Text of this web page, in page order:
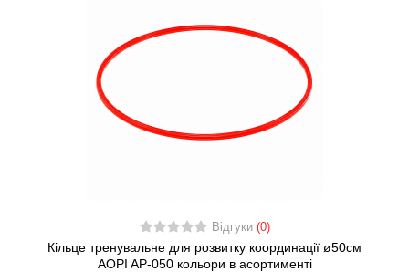
Відгуки (0)
Кільце тренувальне для розвитку координації ø50см
AOPI AP-050 кольори в асортименті